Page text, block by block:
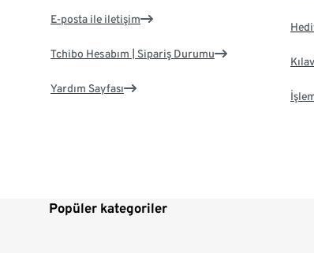
E-posta ile iletişim
Tchibo Hesabım | Sipariş Durumu
Yardım Sayfası
Popüler kategoriler